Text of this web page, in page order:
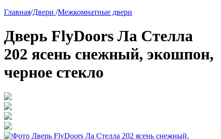
Главная/Двери /Межкомнатные двери
Дверь FlyDoors Ла Стелла
202 ясень снежный, экошпон,
черное стекло